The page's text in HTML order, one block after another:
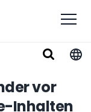
vor
Inhalten